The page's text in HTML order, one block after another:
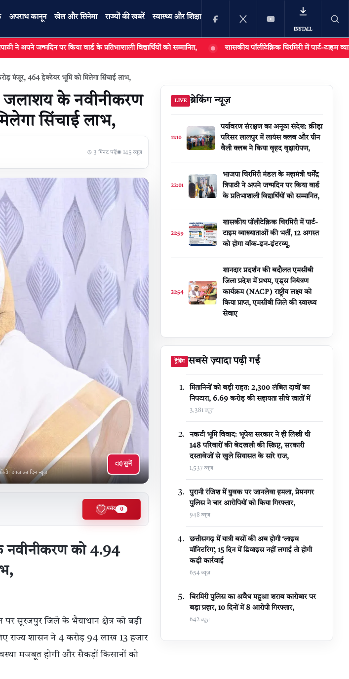
INSTALL
अपराध कानून खेल और सिनेमा राज्यों की खबरें स्वास्थ्य और शिक्षा
खोजें
पर किया वार्ड के प्रतिभाशाली विद्यार्थियों को सम्मानित, शासकीय पॉलीटेक्निक चिरमिरी में पार्ट-टाइम व्याख्याताओं की
मंजूर, 464 हेक्टेयर भूमि को मिलेगा सिंचाई लाभ,
जलाशय के नवीनीकरण
सिंचाई लाभ,
◷ 3 मिनट पढ़ें◉ 145 व्यूज़
सुनें
आज का दिन न्यूज़
पसंद 0
नवीनीकरण को 4.94
पर सूरजपुर जिले के भैयाथान क्षेत्र को बड़ी
राज्य शासन ने 4 करोड़ 94 लाख 13 हजार
मजबूत होगी और सैकड़ों किसानों को
LIVE ब्रेकिंग न्यूज़
11:10
पर्यावरण संरक्षण का अनूठा संदेश: क्रीड़ा
परिसर लालपुर में लायंस क्लब और ग्रीन
वैली क्लब ने किया वृहद वृक्षारोपण,
22:01
भाजपा चिरमिरी मंडल के महामंत्री धर्मेंद्र
त्रिपाठी ने अपने जन्मदिन पर किया वार्ड
के प्रतिभाशाली विद्यार्थियों को सम्मानित,
21:59
शासकीय पॉलीटेक्निक चिरमिरी में पार्ट-
टाइम व्याख्याताओं की भर्ती, 12 अगस्त
को होगा वॉक-इन-इंटरव्यू,
21:54
शानदार प्रदर्शन की बदौलत एमसीबी
जिला प्रदेश में प्रथम, एड्स नियंत्रण
कार्यक्रम (NACP) राष्ट्रीय लक्ष्य को
किया प्राप्त, एमसीबी जिले की स्वास्थ्य
सेवाए
ट्रेंडिंग सबसे ज़्यादा पढ़ी गई
मितानिनों को बड़ी राहत: 2,300 लंबित दावों का
निपटारा, ₹6.69 करोड़ की सहायता सीधे खातों में
3,381 व्यूज़
नकटी भूमि विवाद: भूपेश सरकार ने ही लिखी थी
148 परिवारों की बेदखली की स्क्रिप्ट, सरकारी
दस्तावेजों से खुले सियासत के सारे राज,
1,537 व्यूज़
पुरानी रंजिश में युवक पर जानलेवा हमला, प्रेमनगर
पुलिस ने चार आरोपियों को किया गिरफ्तार,
948 व्यूज़
छत्तीसगढ़ में यात्री बसों की अब होगी ‘लाइव
मॉनिटरिंग’, 15 दिन में डिवाइस नहीं लगाई तो होगी
कड़ी कार्रवाई
654 व्यूज़
चिरमिरी पुलिस का अवैध महुआ शराब कारोबार पर
बड़ा प्रहार, 10 दिनों में 8 आरोपी गिरफ्तार,
642 व्यूज़